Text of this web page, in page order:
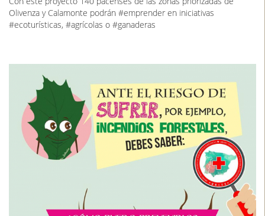
Olivenza y Calamonte podrán #emprender en iniciativas
#ecoturísticas, #agrícolas o #ganaderas